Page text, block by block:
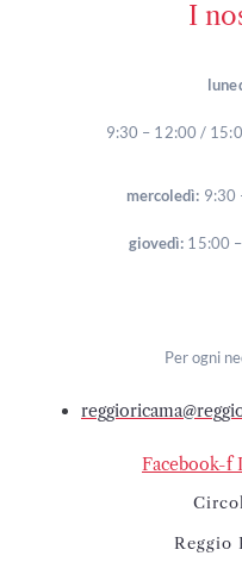
I
9:30 – 12:00 /
mercoledì: 9:30
giovedì: 15:00
Per ogni
Facebook-f
Reggio